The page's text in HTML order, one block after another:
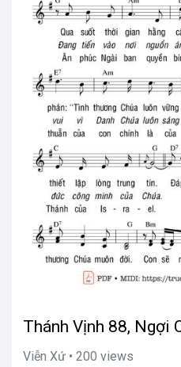
Thánh Vịnh 88, Ngợi
Viễn Xứ • 200 views